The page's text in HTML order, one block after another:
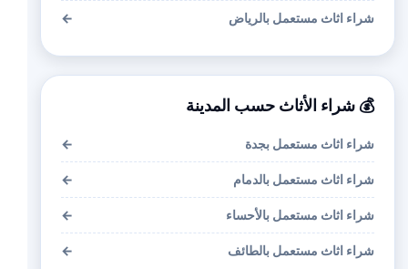
شراء اثاث مستعمل بالرياض ←
💰 شراء الأثاث حسب المدينة
شراء اثاث مستعمل بجدة ←
شراء اثاث مستعمل بالدمام ←
شراء اثاث مستعمل بالأحساء ←
شراء اثاث مستعمل بالطائف ←